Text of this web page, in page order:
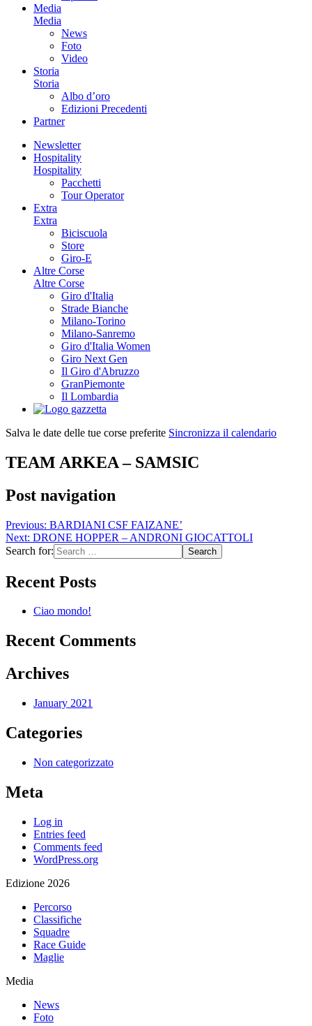
Media
Media
News
Foto
Video
Storia
Storia
Albo d’oro
Edizioni Precedenti
Partner
Newsletter
Hospitality
Hospitality
Pacchetti
Tour Operator
Extra
Extra
Biciscuola
Store
Giro-E
Altre Corse
Altre Corse
Giro d'Italia
Strade Bianche
Milano-Torino
Milano-Sanremo
Giro d'Italia Women
Giro Next Gen
Il Giro d'Abruzzo
GranPiemonte
Il Lombardia
Salva le date delle tue corse preferite Sincronizza il calendario
TEAM ARKEA – SAMSIC
Post navigation
Previous: BARDIANI CSF FAIZANE’
Next: DRONE HOPPER – ANDRONI GIOCATTOLI
Search for:
Recent Posts
Ciao mondo!
Recent Comments
Archives
January 2021
Categories
Non categorizzato
Meta
Log in
Entries feed
Comments feed
WordPress.org
Edizione 2026
Percorso
Classifiche
Squadre
Race Guide
Maglie
Media
News
Foto